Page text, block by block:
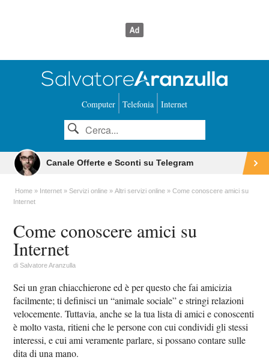
Computer Telefonia Internet
Canale Offerte e Sconti su Telegram
Home Internet Servizi online Altri servizi online
Come conoscere amici su
Internet
Come conoscere amici su
Internet
diSalvatore Aranzulla
Sei un gran chiacchierone ed è per questo che fai amicizia
facilmente; ti definisci un “animale sociale” e stringi relazioni
velocemente. Tuttavia, anche se la tua lista di amici e conoscenti
è molto vasta, ritieni che le persone con cui condividi gli stessi
interessi, e cui ami veramente parlare, si possano contare sulle
dita di una mano.